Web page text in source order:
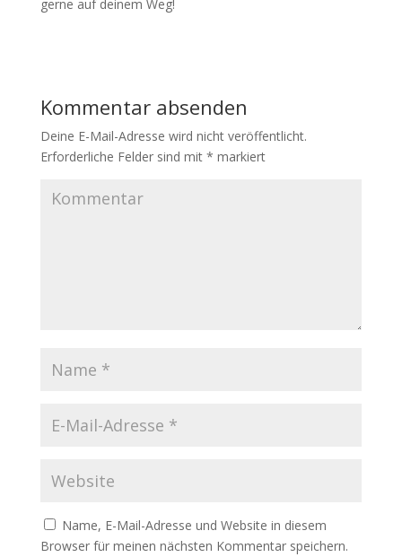
gerne auf deinem Weg!
Kommentar absenden
Deine E-Mail-Adresse wird nicht veröffentlicht.
Erforderliche Felder sind mit * markiert
Name, E-Mail-Adresse und Website in diesem
Browser für meinen nächsten Kommentar speichern.